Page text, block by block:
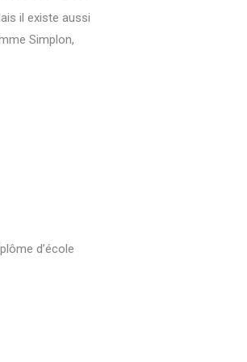
il existe aussi
Simplon,
d’école